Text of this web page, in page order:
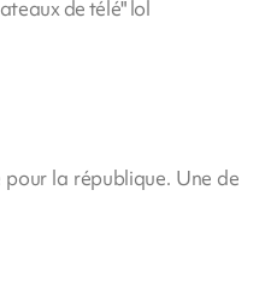
de télé" lol
la république. Une de